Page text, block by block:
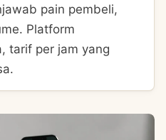
pain pembeli,
Platform
tarif per jam yang